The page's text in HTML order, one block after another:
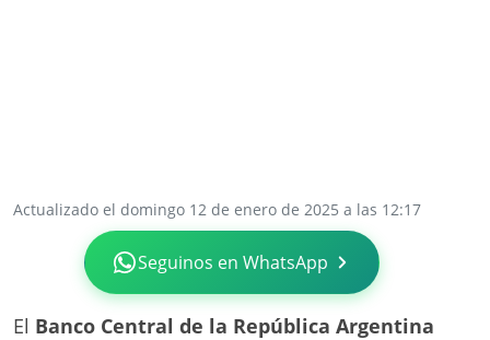
Actualizado el domingo 12 de enero de 2025 a las 12:17
Seguinos en WhatsApp
El Banco Central de la República Argentina